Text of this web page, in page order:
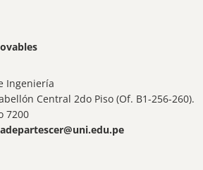
Ingeniería
Central 2do Piso (Of. B1-256-260).
7200